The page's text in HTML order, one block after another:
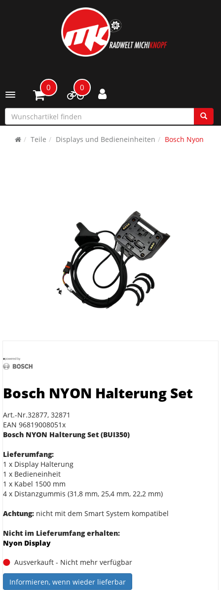
Toggle navigation
0 0
Teile Displays und Bedieneinheiten Bosch Nyon
Bosch NYON Halterung Set
Art.-Nr.32877, 32871
EAN 96819008051x
Bosch NYON Halterung Set (BUI350)
Lieferumfang:
1 x Display Halterung
1 x Bedieneinheit
1 x Kabel 1500 mm
4 x Distanzgummis (31,8 mm, 25,4 mm, 22,2 mm)
Achtung: nicht mit dem Smart System kompatibel
Nicht im Lieferumfang erhalten:
Nyon Display
Ausverkauft - Nicht mehr verfügbar
Informieren, wenn wieder lieferbar